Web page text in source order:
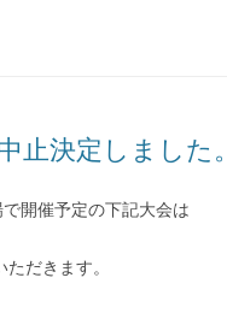
止決定しました。
開催予定の下記大会は
だきます。